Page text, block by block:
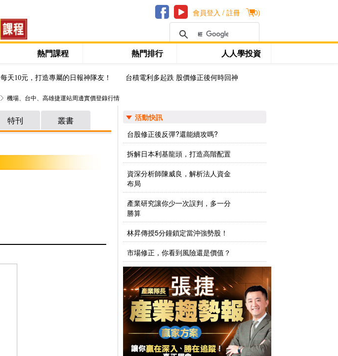
(0)
會員登入 / 註冊
熱門課程 熱門排行 人人學投資
每天10元，打造專屬的日報神隊友！ 台積電利多起跌 股價修正後何時回神
機場、台中、高雄捷運站周邊實價登錄行情
特刊 叢書
活動快訊
台股修正後反彈?還能續攻嗎?
拆解日本利基龍頭，打造高階配置
資深分析師陳威良，解析法人資金
布局
產業研究讓你少一次誤判，多一分
勝算
林昇傳授5分鐘鎖定當沖強勢股！
市場修正，你看到風險還是價值？